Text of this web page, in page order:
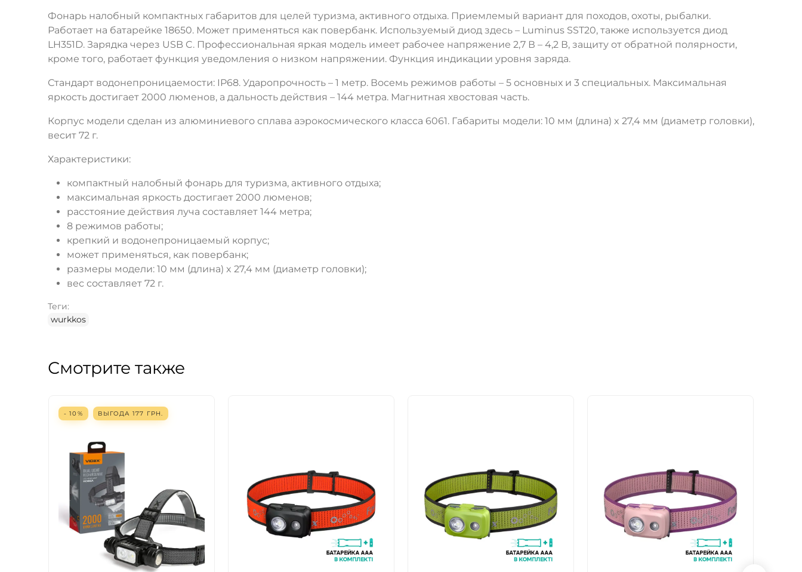
Фонарь налобный компактных габаритов для целей туризма, активного отдыха. Приемлемый вариант для походов, охоты, рыбалки.
Работает на батарейке 18650. Может применяться как повербанк. Используемый диод здесь – Luminus SST20, также используется диод
LH351D. Зарядка через USB C. Профессиональная яркая модель имеет рабочее напряжение 2,7 В – 4,2 В, защиту от обратной полярности,
кроме того, работает функция уведомления о низком напряжении. Функция индикации уровня заряда.
Стандарт водонепроницаемости: IP68. Ударопрочность – 1 метр. Восемь режимов работы – 5 основных и 3 специальных. Максимальная
яркость достигает 2000 люменов, а дальность действия – 144 метра. Магнитная хвостовая часть.
Корпус модели сделан из алюминиевого сплава аэрокосмического класса 6061. Габариты модели: 10 мм (длина) x 27,4 мм (диаметр головки),
весит 72 г.
Характеристики:
компактный налобный фонарь для туризма, активного отдыха;
максимальная яркость достигает 2000 люменов;
расстояние действия луча составляет 144 метра;
8 режимов работы;
крепкий и водонепроницаемый корпус;
может применяться, как повербанк;
размеры модели: 10 мм (длина) x 27,4 мм (диаметр головки);
вес составляет 72 г.
Теги:
wurkkos
Смотрите также
- 10% ВЫГОДА 177 ГРН.